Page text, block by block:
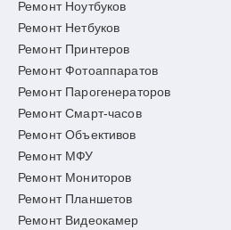
Ремонт Ноутбуков
Ремонт Нетбуков
Ремонт Принтеров
Ремонт Фотоаппаратов
Ремонт Парогенераторов
Ремонт Смарт-часов
Ремонт Объективов
Ремонт МФУ
Ремонт Мониторов
Ремонт Планшетов
Ремонт Видеокамер